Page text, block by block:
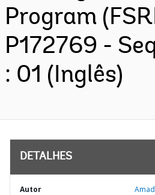
Program
P172769 -
: 01 (Inglês)
DETALHES
Autor